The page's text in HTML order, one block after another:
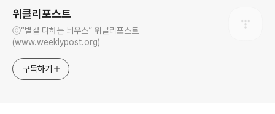
위클리포스트
ⓒ“별걸 다하는 늬우스” 위클리포스트
(www.weeklypost.org)
구독하기